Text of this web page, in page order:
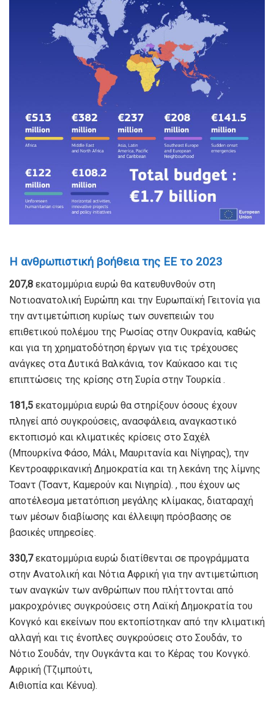
Η ανθρωπιστική βοήθεια της ΕΕ το 2023
207,8 εκατομμύρια ευρώ θα κατευθυνθούν στη
Νοτιοανατολική Ευρώπη και την Ευρωπαϊκή Γειτονία για
την αντιμετώπιση κυρίως των συνεπειών του
επιθετικού πολέμου της Ρωσίας στην Ουκρανία, καθώς
και για τη χρηματοδότηση έργων για τις τρέχουσες
ανάγκες στα Δυτικά Βαλκάνια, τον Καύκασο και τις
επιπτώσεις της κρίσης στη Συρία στην Τουρκία .
181,5 εκατομμύρια ευρώ θα στηρίξουν όσους έχουν
πληγεί από συγκρούσεις, ανασφάλεια, αναγκαστικό
εκτοπισμό και κλιματικές κρίσεις στο Σαχέλ
(Μπουρκίνα Φάσο, Μάλι, Μαυριτανία και Νίγηρας), την
Κεντροαφρικανική Δημοκρατία και τη λεκάνη της λίμνης
Τσαντ (Τσαντ, Καμερούν και Νιγηρία). , που έχουν ως
αποτέλεσμα μετατόπιση μεγάλης κλίμακας, διαταραχή
των μέσων διαβίωσης και έλλειψη πρόσβασης σε
βασικές υπηρεσίες.
330,7εκατομμύρια ευρώ διατίθενται σε προγράμματα
στην Ανατολική και Νότια Αφρική για την αντιμετώπιση
των αναγκών των ανθρώπων που πλήττονται από
μακροχρόνιες συγκρούσεις στη Λαϊκή Δημοκρατία του
Κονγκό και εκείνων που εκτοπίστηκαν από την κλιματική
αλλαγή και τις ένοπλες συγκρούσεις στο Σουδάν, το
Νότιο Σουδάν, την Ουγκάντα ​​και το Κέρας του Κονγκό.
Αφρική (Τζιμπούτι,
Αιθιοπία και Κένυα).